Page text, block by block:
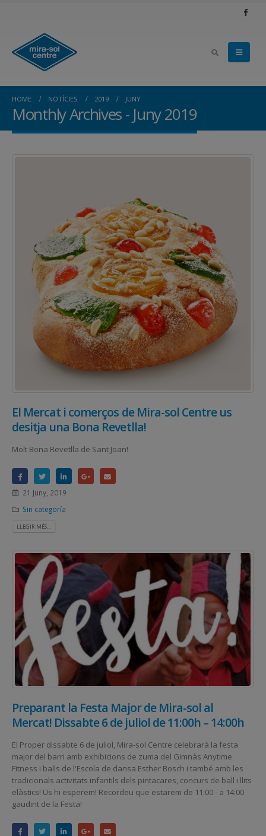
HOME NOTÍCIES 2019 JUNY
Monthly Archives - Juny 2019
El Mercat i comerços de Mira-sol Centre us
desitja una Bona Revetlla!
Molt Bona Revetlla de Sant Joan!
21 Juny, 2019
Sin categoría
LLEGIR MÉS...
Preparant la Festa Major de Mira-sol al
Mercat! Dissabte 6 de juliol de 11:00h – 14:00h
El Proper dissabte 6 de juliol, Mira-sol Centre celebrarà la festa
major del barri amb exhibicions de zuma del Gimnàs Anytime
Fitness i balls de l'Escola de dansa Esther Bosch i també amb les
tradicionals activitats infantils dels pintacares, concurs de ball i llits
elàstics! Us hi esperem! Recordeu que estarem de 11:00 - a 14:00
gaudint de la Festa!